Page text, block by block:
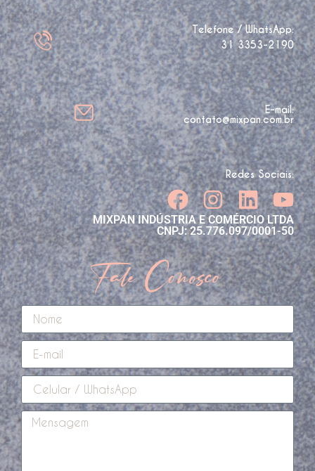
Telefone / WhatsApp:
31 3353-2190
E-mail:
contato@mixpan.com.br
Redes Sociais:
MIXPAN INDÚSTRIA E COMÉRCIO LTDA
CNPJ: 25.776.097/0001-50
Fale Conosco